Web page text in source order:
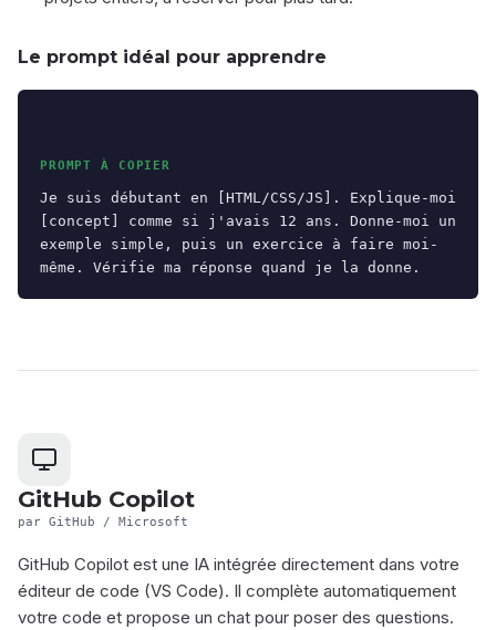
Le prompt idéal pour apprendre
PROMPT À COPIER
Je suis débutant en [HTML/CSS/JS]. Explique-moi
[concept] comme si j'avais 12 ans. Donne-moi un
exemple simple, puis un exercice à faire moi-
même. Vérifie ma réponse quand je la donne.
GitHub Copilot
par GitHub / Microsoft
GitHub Copilot est une IA intégrée directement dans votre
éditeur de code (VS Code). Il complète automatiquement
votre code et propose un chat pour poser des questions.